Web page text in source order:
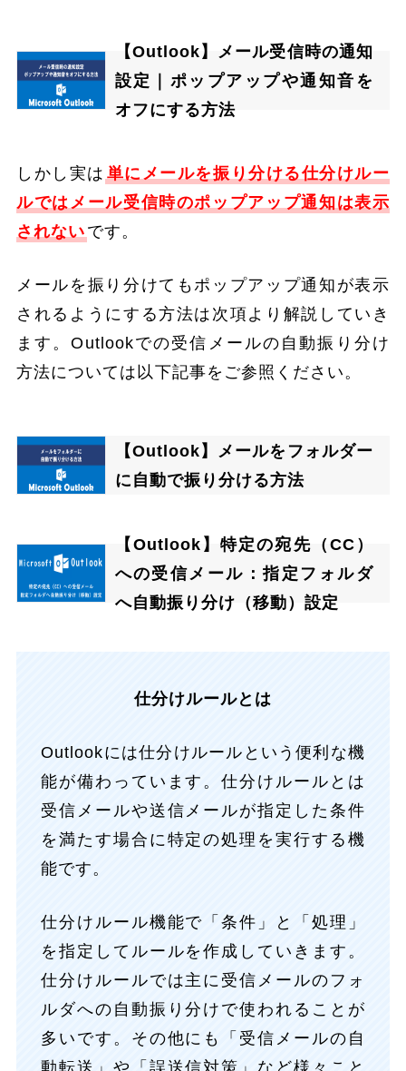
【Outlook】メール受信時の通知
設定｜ポップアップや通知音を
オフにする方法
しかし実は 単にメールを振り分ける仕分けルー
ルではメール受信時のポップアップ通知は表示
されない です。
メールを振り分けてもポップアップ通知が表示
されるようにする方法は次項より解説していき
ます。Outlookでの受信メールの自動振り分け
方法については以下記事をご参照ください。
【Outlook】メールをフォルダー
に自動で振り分ける方法
【Outlook】特定の宛先（CC）
への受信メール：指定フォルダ
へ自動振り分け（移動）設定
仕分けルールとは
Outlookには仕分けルールという便利な機
能が備わっています。仕分けルールとは
受信メールや送信メールが指定した条件
を満たす場合に特定の処理を実行する機
能です。
仕分けルール機能で「条件」と「処理」
を指定してルールを作成していきます。
仕分けルールでは主に受信メールのフォ
ルダへの自動振り分けで使われることが
多いです。その他にも「受信メールの自